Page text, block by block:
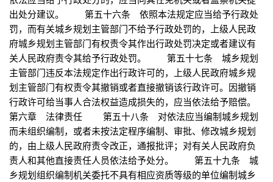
出处分建议。 第五十六条 依照本法规定应当给予行政处
罚，而有关城乡规划主管部门不给予行政处罚的，上级人民政
府城乡规划主管部门有权责令其作出行政处罚决定或者建议有
关人民政府责令其给予行政处罚。 第五十七条 城乡规划
主管部门违反本法规定作出行政许可的，上级人民政府城乡规
划主管部门有权责令其撤销或者直接撤销该行政许可。因撤销
行政许可给当事人合法权益造成损失的，应当依法给予赔偿。
第六章 法律责任 第五十八条 对依法应当编制城乡规划
而未组织编制，或者未按法定程序编制、审批、修改城乡规划
的，由上级人民政府责令改正，通报批评；对有关人民政府负
责人和其他直接责任人员依法给予处分。 第五十九条 城
乡规划组织编制机关委托不具有相应资质等级的单位编制城乡